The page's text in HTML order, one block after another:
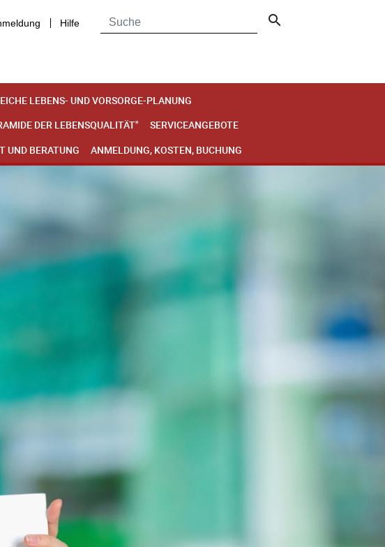
Hilfe search
LEBENS- UND VORSORGE-PLANUNG
DER LEBENSQUALITÄT"
SERVICEANGEBOTE
UND BERATUNG ANMELDUNG, KOSTEN, BUCHUNG